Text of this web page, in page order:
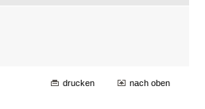
drucken nach oben